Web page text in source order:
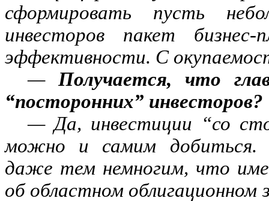
сформировать пусть
инвесторов пакет
эффективности. С
— Получается, что
“посторонних” инвесторов?
— Да, инвестиции “со
можно и самим добиться.
даже тем немногим, что
об областном